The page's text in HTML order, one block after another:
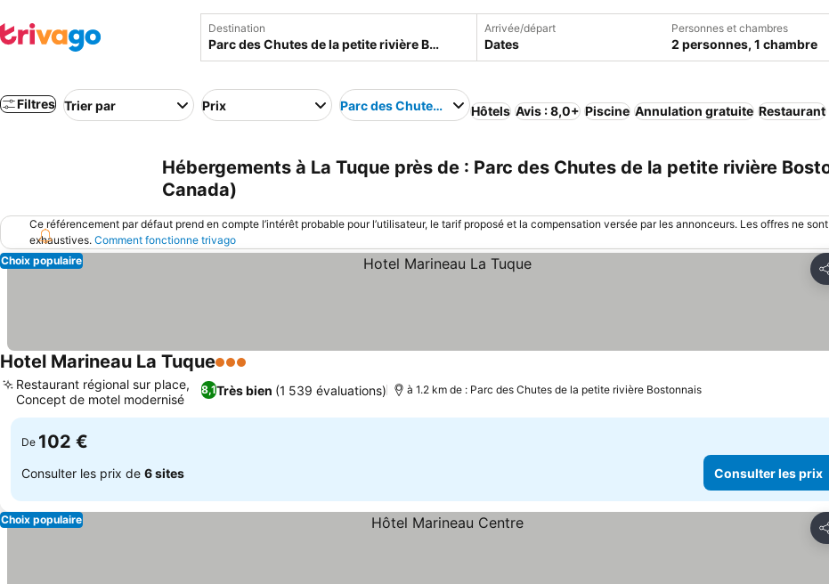
Destination Arrivée/départ
Dates
Personnes et chambres
2 personnes, 1 chambre
Filtres Trier par Prix Parc des Chutes de la petite rivière Bostonnais
Hôtels Avis : 8,0+ Piscine Annulation gratuite Restaurant
Hébergements à La Tuque près de : Parc des Chutes de la petite rivière
Canada)
Ce référencement par défaut prend en compte l’intérêt probable pour l’utilisateur, le tarif proposé et la compensation versée par les annonceurs. Les offres ne
exhaustives. Comment fonctionne trivago
Choix populaire
Hotel Marineau La Tuque3 Étoiles
8,1Très bien (1 539 évaluations)
Restaurant régional sur place,
Concept de motel modernisé
à 1.2 km de : Parc des Chutes de la petite rivière Bostonnais
De 102 €
Consulter les prix de 6 sites Consulter les prix
Choix populaire